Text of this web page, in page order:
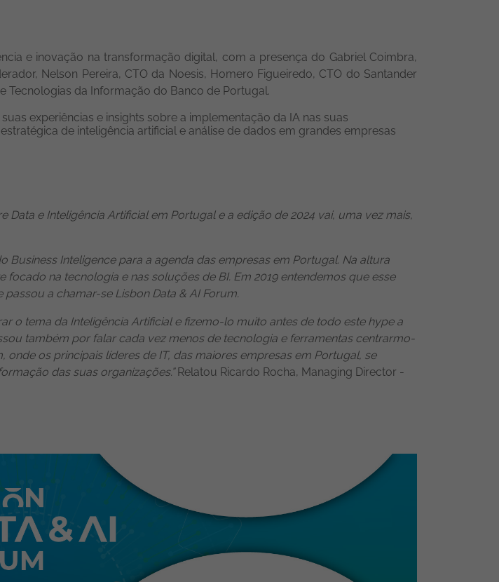
e inovação na transformação digital, com a presença do Gabriel Coimbra,
Nelson Pereira, CTO da Noesis, Homero Figueiredo, CTO do Santander
Tecnologias da Informação do Banco de Portugal.
experiências e insights sobre a implementação da IA nas suas
de inteligência artificial e análise de dados em grandes empresas
Data e Inteligência Artificial em Portugal e a edição de 2024 vai, uma vez mais,
Business Inteligence para a agenda das empresas em Portugal. Na altura
focado na tecnologia e nas soluções de BI. Em 2019 entendemos que esse
a chamar-se Lisbon Data & AI Forum.
o tema da Inteligência Artificial e fizemo-lo muito antes de todo este hype a
também por falar cada vez menos de tecnologia e ferramentas centrarmo-
onde os principais líderes de IT, das maiores empresas em Portugal, se
das suas organizações.”Relatou Ricardo Rocha, Managing Director -